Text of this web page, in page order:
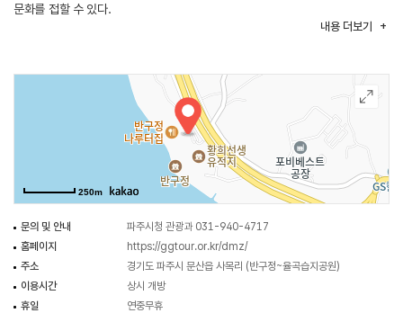
문화를 접할 수 있다.
평화누리길 8코스 반구정길은 13㎞ 거리, 3시간 40분이 소요되는 길로
이르는 길이다. 반구정에서 화석정까지는 농촌의 들판과 야산이 펼쳐지는
코스로 대자연의 풍광을 마음껏 즐길 수 있다. 야산을 올라 장산전망대에 오르면
임진강 하구에 펼쳐지는 초평도와 기정동마을, 개성공단 등의 북녘땅을 관찰할
내용 더보기
250m
문의 및 안내
파주시청 관광과 031-940-4717
홈페이지
https://ggtour.or.kr/dmz/
주소
경기도 파주시 문산읍 사목리 (반구정~율곡습지공원)
이용시간
상시 개방
휴일
연중무휴